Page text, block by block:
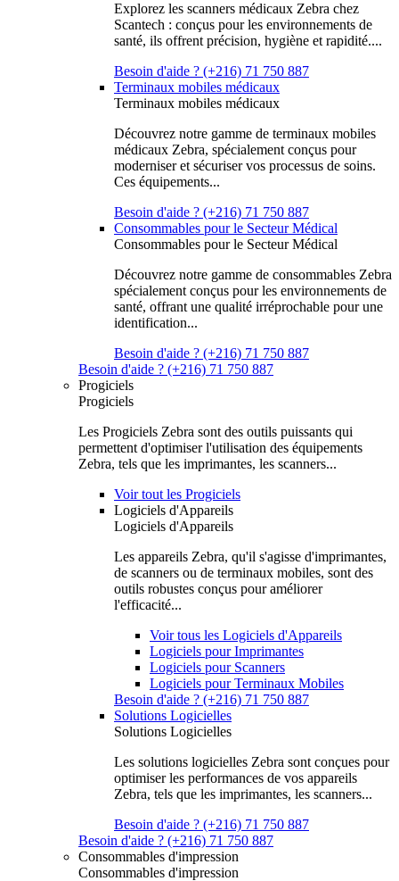
Explorez les scanners médicaux Zebra chez
Scantech : conçus pour les environnements de
santé, ils offrent précision, hygiène et rapidité....
Besoin d'aide ? (+216) 71 750 887
Terminaux mobiles médicaux
Terminaux mobiles médicaux
Découvrez notre gamme de terminaux mobiles
médicaux Zebra, spécialement conçus pour
moderniser et sécuriser vos processus de soins.
Ces équipements...
Besoin d'aide ? (+216) 71 750 887
Consommables pour le Secteur Médical
Consommables pour le Secteur Médical
Découvrez notre gamme de consommables Zebra
spécialement conçus pour les environnements de
santé, offrant une qualité irréprochable pour une
identification...
Besoin d'aide ? (+216) 71 750 887
Besoin d'aide ? (+216) 71 750 887
Progiciels
Progiciels
Les Progiciels Zebra sont des outils puissants qui
permettent d'optimiser l'utilisation des équipements
Zebra, tels que les imprimantes, les scanners...
Voir tout les Progiciels
Logiciels d'Appareils
Logiciels d'Appareils
Les appareils Zebra, qu'il s'agisse d'imprimantes,
de scanners ou de terminaux mobiles, sont des
outils robustes conçus pour améliorer
l'efficacité...
Voir tous les Logiciels d'Appareils
Logiciels pour Imprimantes
Logiciels pour Scanners
Logiciels pour Terminaux Mobiles
Besoin d'aide ? (+216) 71 750 887
Solutions Logicielles
Solutions Logicielles
Les solutions logicielles Zebra sont conçues pour
optimiser les performances de vos appareils
Zebra, tels que les imprimantes, les scanners...
Besoin d'aide ? (+216) 71 750 887
Besoin d'aide ? (+216) 71 750 887
Consommables d'impression
Consommables d'impression